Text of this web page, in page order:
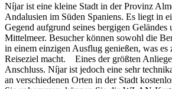
Níjar ist eine kleine Stadt in der Provinz
Andalusien im Süden Spaniens. Es liegt in
Gegend aufgrund seines bergigen Geländes
Mittelmeer. Besucher können sowohl die
in einem einzigen Ausflug genießen, was es
Reiseziel macht. Eines der größten
Anschluss. Níjar ist jedoch eine sehr
an verschiedenen Orten in der Stadt